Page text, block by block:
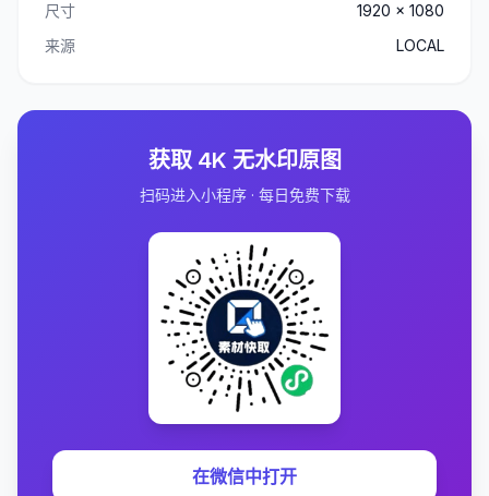
尺寸
1920 x 1080
来源
LOCAL
获取 4K 无水印原图
扫码进入小程序 · 每日免费下载
在微信中打开